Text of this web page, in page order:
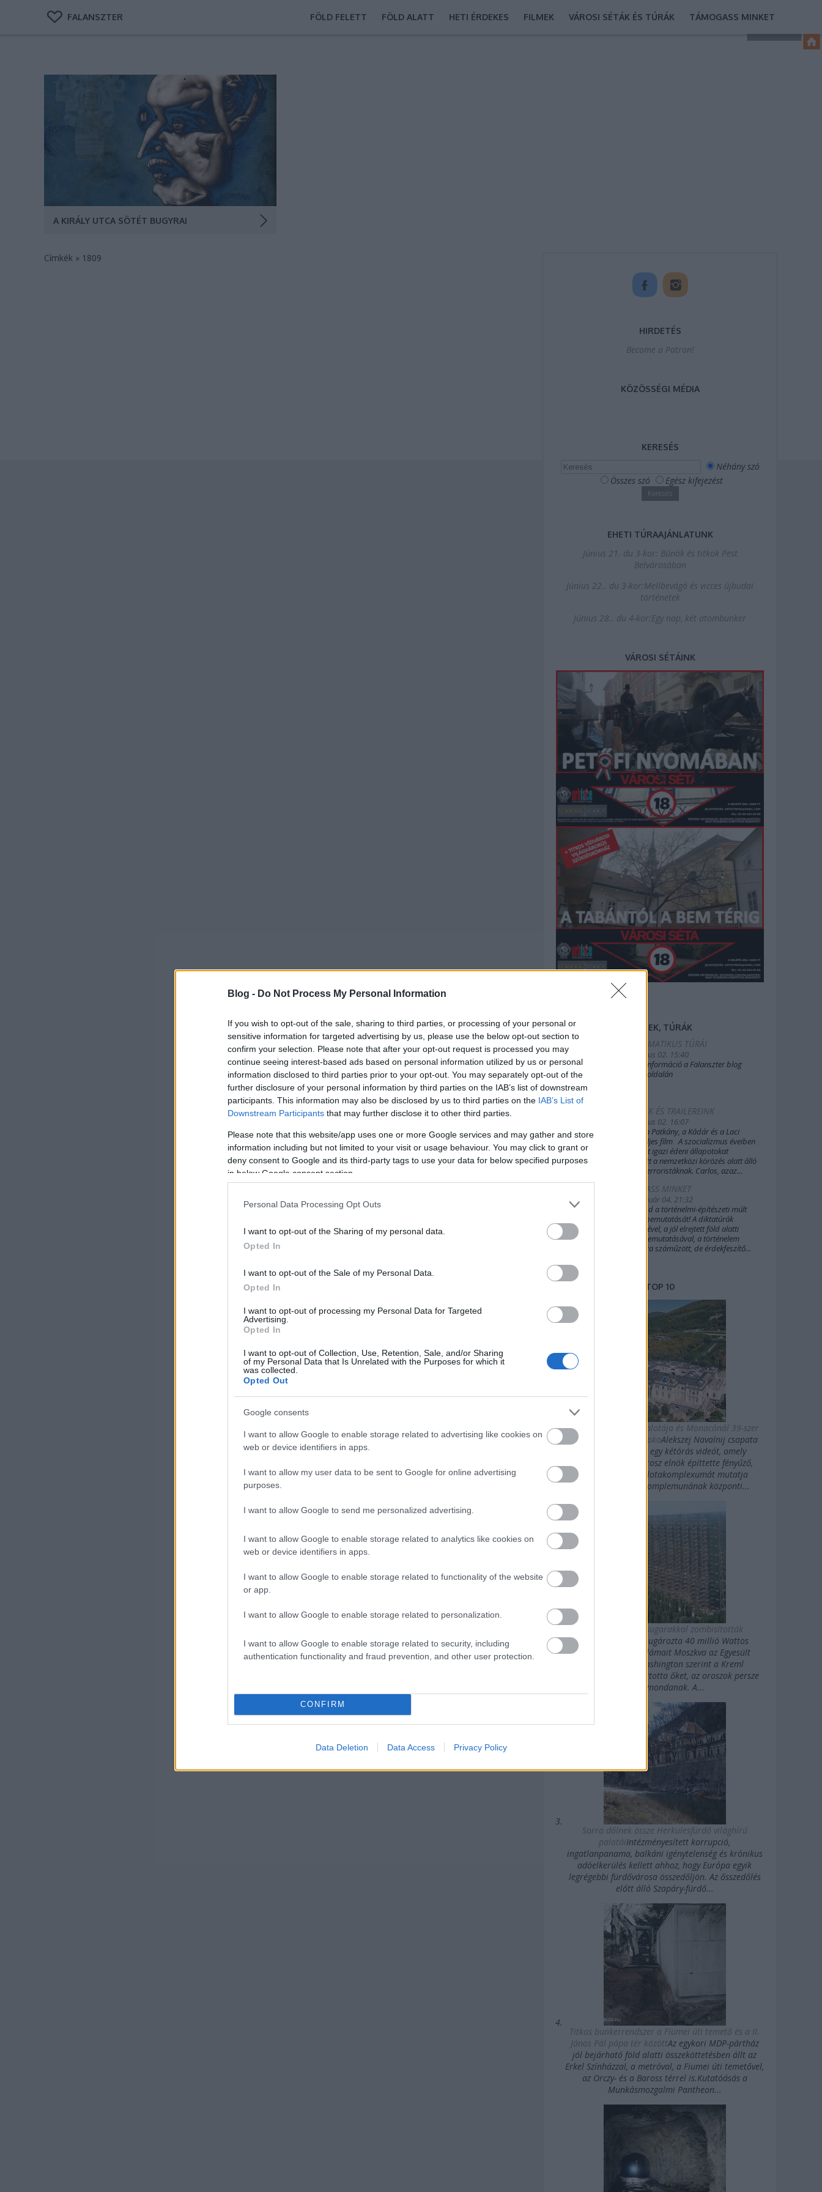
Blog - Do Not Process My Personal Information
If you wish to opt-out of the sale, sharing to third parties, or processing of your personal or
sensitive information for targeted advertising by us, please use the below opt-out section to
confirm your selection. Please note that after your opt-out request is processed you may
continue seeing interest-based ads based on personal information utilized by us or personal
information disclosed to third parties prior to your opt-out. You may separately opt-out of the
further disclosure of your personal information by third parties on the IAB’s list of downstream
participants. This information may also be disclosed by us to third parties on the IAB’s List of
Downstream Participants that may further disclose it to other third parties.
Please note that this website/app uses one or more Google services and may gather and store
information including but not limited to your visit or usage behaviour. You may click to grant or
deny consent to Google and its third-party tags to use your data for below specified purposes
in below Google consent section.
Personal Data Processing Opt Outs
I want to opt-out of the Sharing of my personal data.
Opted In
I want to opt-out of the Sale of my Personal Data.
Opted In
I want to opt-out of processing my Personal Data for Targeted
Advertising.
Opted In
I want to opt-out of Collection, Use, Retention, Sale, and/or Sharing
of my Personal Data that Is Unrelated with the Purposes for which it
was collected.
Opted Out
Google consents
I want to allow Google to enable storage related to advertising like cookies on
web or device identifiers in apps.
I want to allow my user data to be sent to Google for online advertising
purposes.
I want to allow Google to send me personalized advertising.
I want to allow Google to enable storage related to analytics like cookies on
web or device identifiers in apps.
I want to allow Google to enable storage related to functionality of the website
or app.
I want to allow Google to enable storage related to personalization.
I want to allow Google to enable storage related to security, including
authentication functionality and fraud prevention, and other user protection.
CONFIRM
Data Deletion Data Access Privacy Policy
FALANSZTER FÖLD FELETT FÖLD ALATT HETI ÉRDEKES FILMEK VÁROSI SÉTÁK ÉS TÚRÁK TÁMOGASS MINKET
Akár a Pokol kapujaként is jellemezhetnénk a pesti
zsidónegyed fő utcáját, ahol nemcsak az ország
szürkeállományának színe-java, hanem számtalan
gyilkos, örömlány, strici és leánykiárusító is élt.
Kultúrtörténeti-építészeti túra a legpestibb utca
babonás lakói között a Niebelungok gyűrűjétől a…
A KIRÁLY UTCA SÖTÉT BUGYRAI
Címkék » 1809
HIRDETÉS
Become a Patron!
KÖZÖSSÉGI MÉDIA
KERESÉS
Néhány szó
Összes szó
Egész kifejezést
EHETI TÚRAAJÁNLATUNK
Június 21. du 3-kor: Bűnök és titkok Pest
Belvárosában
Június 22.. du 3-kor:Mellbevágó és vicces újbudai
történetek
Június 28.. du 4-kor:Egy nap, két atombunker
VÁROSI SÉTÁINK
FILMEK, TÚRÁK
2025.TEMATIKUS TÚRÁI
2019. július 02. 15:40
Bővebb információ a Falanszter blog
oldal FB-oldalán
FILMEINK ÉS TRAILEREINK
2019. július 02. 16:07
A Sakál, a Patkány, a Kádár és a Laci
(2022) teljes film A szocializmus éveiben
Budapest igazi édeni állapotokat
biztosított a nemzetközi körözés alatt álló
külföldi terroristáknak. Carlos, azaz...
TÁMOGASS MINKET
2020. január 04. 21:32
Támogasd a történelmi-építészeti múlt
további bemutatását! A diktatúrák
építészetével, a jól elrejtett föld alatti
világok bemutatásával, a történelem
margójára száműzött, de érdekfeszítő...
TOP 10
Putyin titkos luxuspalotája és Monacónál 39-szer
nagyobb magánbirtokaAlekszej Navalnij csapata
kedden közzétett egy kétórás videót, amely
Vlagyimir Putyin orosz elnök építtette fényűző,
Fekete-tengeri palotakomplexumát mutatja
be.Putyin palotakomplemunának központi...
Az oroszok gigasugarakkal zombisították
10 évig sugározta 40 millió Wattos
erősségű rövidhullámait Moszkva az Egyesült
Államok felé. Washington szerint a Kreml
agykontroll alatt tartotta őket, az oroszok persze
mást mondanak. A...
Sorra dőlnek össze Herkulesfürdő világhírű
palotáiIntézményesített korrupció,
ingatlanpanama, balkáni igénytelenség és krónikus
adóelkerülés kellett ahhoz, hogy Európa egyik
legrégebbi fürdővárosa összedőljön. Az ősszedőlés
előtt álló Szapáry-fürdő...
Titkos bunkerrendszer a Fiumei úti temető és a II.
János Pál pápa tér közöttAz egykori MDP-pártház
jól bejárható föld alatti összeköttetésben állt az
Erkel Színházzal, a metróval, a Fiumei úti temetővel,
az Orczy- és a Baross térrel is.Kutatóásás a
Munkásmozgalmi Pantheon...